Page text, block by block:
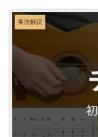
奏法解説